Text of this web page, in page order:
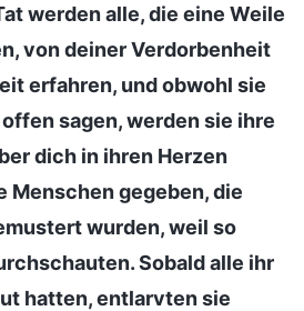
werden alle, die eine Weile
von deiner Verdorbenheit
erfahren, und obwohl sie
sagen, werden sie ihre
dich in ihren Herzen
Menschen gegeben, die
wurden, weil so
Sobald alle ihr
hatten, entlarvten sie